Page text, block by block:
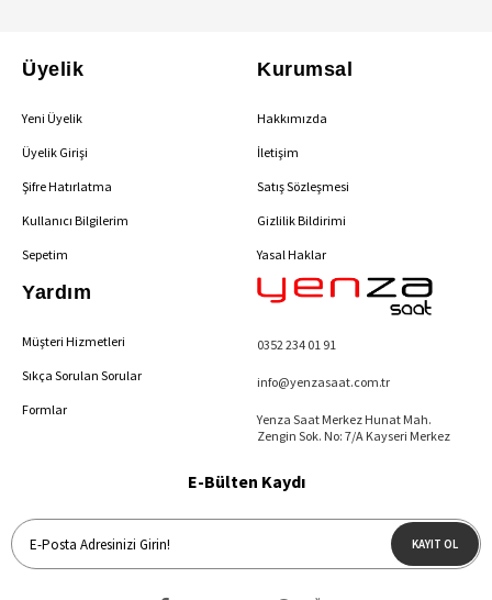
Üyelik
Yeni Üyelik
Üyelik Girişi
Şifre Hatırlatma
Kullanıcı Bilgilerim
Sepetim
Kurumsal
Hakkımızda
İletişim
Satış Sözleşmesi
Gizlilik Bildirimi
Yasal Haklar
Yardım
Müşteri Hizmetleri
Sıkça Sorulan Sorular
Formlar
0352 234 01 91
info@yenzasaat.com.tr
Yenza Saat Merkez Hunat Mah.
Zengin Sok. No: 7/A Kayseri Merkez
E-Bülten Kaydı
KAYIT OL